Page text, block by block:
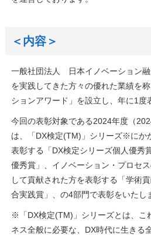
＜内容＞
一般社団法人 日本イノベーション
を実践してきた方々の優れた業績を
ションアワード」を設立し、年に1度
今回の表彰対象である2024年度（
は、「DX検定(TM)」シリーズ※にか
表彰する「DX検定シリーズ個人優秀
優秀賞」、イノベーション・プロセ
して貢献された方を表彰する「学術
合実践賞」、の4部門で表彰をいたし
※「DX検定(TM)」シリーズとは、こ
ネス全般に必要な、DX時代に生きる